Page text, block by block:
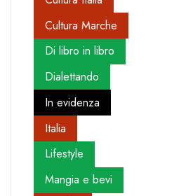
Cultura Marche
Di libro in libro
Dialettando
In evidenza
Italia
Lifestyle
Mangia e bevi